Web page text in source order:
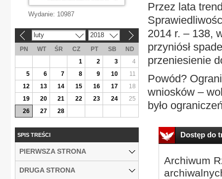
Przez lata
2014 r. – 138,
przyniósł
przeniesienie
Powód?
wniosków –
było
Dostęp do
Archiwum
Wydanie: 10987
luty 2018
PN WT ŚR CZ PT SB
ND
1
2 3
4
5
6 7 8 9 10
11
12
13 14 15 16 17
18
19
20 21 22 23 24
25
26
27 28
SPIS TREŚCI
PIERWSZA STRONA
DRUGA STRONA